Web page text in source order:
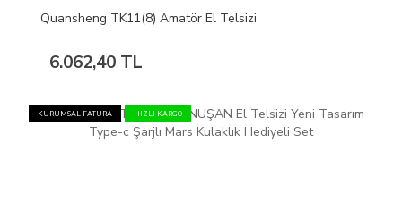
Quansheng TK11(8) Amatör El Telsizi
6.062,40 TL
KURUMSAL FATURA HIZLI KARGO